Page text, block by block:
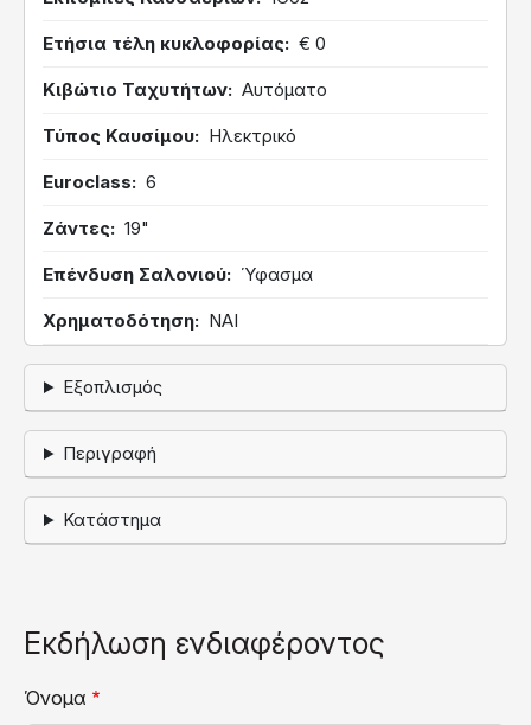
Ετήσια τέλη κυκλοφορίας € 0
Κιβώτιο Ταχυτήτων Αυτόματο
Τύπος Καυσίμου Ηλεκτρικό
Euroclass 6
Ζάντες 19"
Επένδυση Σαλονιού Ύφασμα
Χρηματοδότηση ΝΑΙ
Εξοπλισμός
Περιγραφή
Κατάστημα
Εκδήλωση ενδιαφέροντος
Όνομα